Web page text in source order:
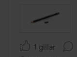
1 gillar